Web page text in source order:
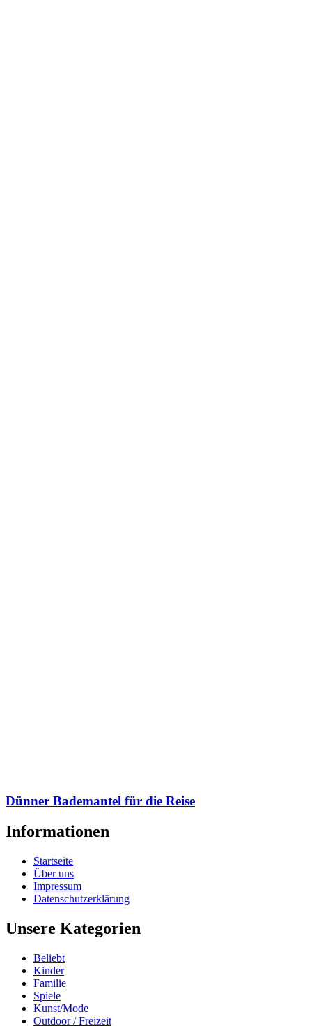
Dünner Bademantel für die Reise
Informationen
Startseite
Über uns
Impressum
Datenschutzerklärung
Unsere Kategorien
Beliebt
Kinder
Familie
Spiele
Kunst/Mode
Outdoor / Freizeit